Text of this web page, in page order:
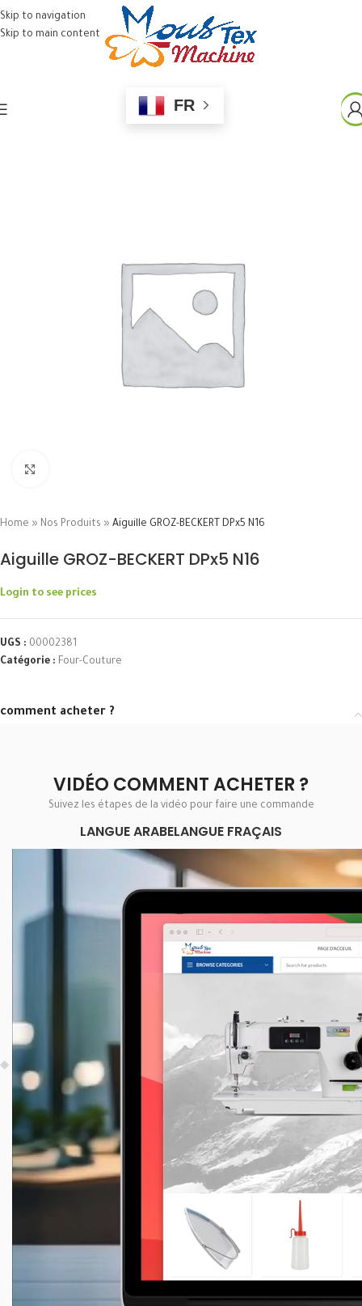
Skip to navigation
Skip to main content
FR
Home » Nos Produits » Aiguille GROZ-BECKERT DPx5 N16
Aiguille GROZ-BECKERT DPx5 N16
Login to see prices
UGS : 00002381
Catégorie : Four-Couture
comment acheter ?
VIDÉO COMMENT ACHETER ?
Suivez les étapes de la vidéo pour faire une commande
LANGUE ARABELANGUE FRAÇAIS